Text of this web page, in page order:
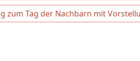
zum Tag der Nachbarn mit